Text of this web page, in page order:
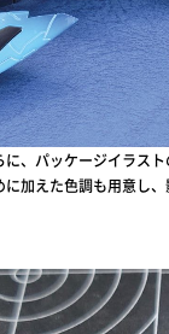
、パッケージイラス
に加えた色調も用意し